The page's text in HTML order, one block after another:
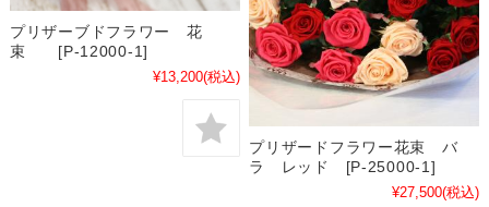
プリザーブドフラワー 花
束 [P-12000-1]
¥13,200(税込)
プリザードフラワー花束 バ
ラ レッド [P-25000-1]
¥27,500(税込)